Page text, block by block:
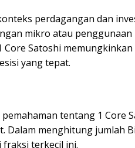
perdagangan dan
mikro atau penggunaan
Satoshi
yang tepat.
tentang 1 Core
Dalam menghitung jumlah
terkecil ini.